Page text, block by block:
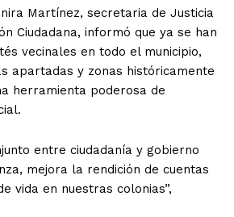
Martínez, secretaria de Justicia
Ciudadana, informó que ya se han
vecinales en todo el municipio,
apartadas y zonas históricamente
herramienta poderosa de
entre ciudadanía y gobierno
mejora la rendición de cuentas
vida en nuestras colonias”,